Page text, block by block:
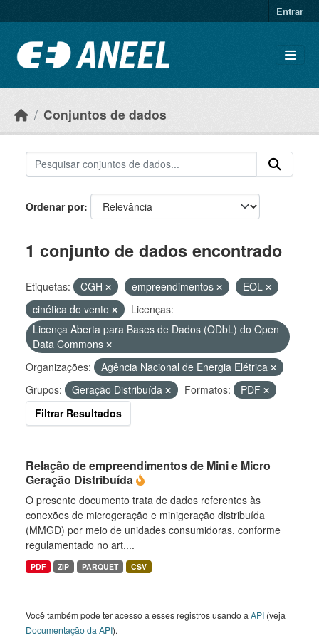
Entrar
Conjuntos de dados
Ordenar por
1 conjunto de dados encontrado
Etiquetas: CGH empreendimentos
EOL
cinética do vento
Licenças:
Licença Aberta para Bases de Dados (ODbL) do Open
Data Commons
Organizações:
Agência Nacional de Energia Elétrica
Grupos:
Geração Distribuída Formatos:
PDF
Filtrar Resultados
Relação de empreendimentos de Mini e Micro
Geração Distribuída
O presente documento trata de dados referentes às
conexões de microgeração e minigeração distribuída
(MMGD) por meio de unidades consumidoras, conforme
regulamentado no art....
PDF ZIP PARQUET CSV
Você também pode ter acesso a esses registros usando a API (veja
Documentação da API).